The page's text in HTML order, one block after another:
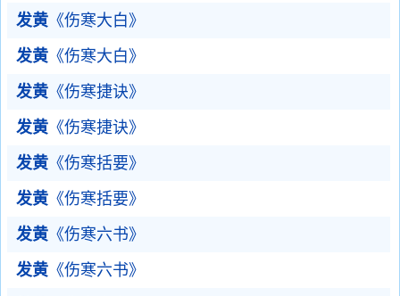
发黄 《伤寒大白》
发黄 《伤寒大白》
发黄 《伤寒捷诀》
发黄 《伤寒捷诀》
发黄 《伤寒括要》
发黄 《伤寒括要》
发黄 《伤寒六书》
发黄 《伤寒六书》